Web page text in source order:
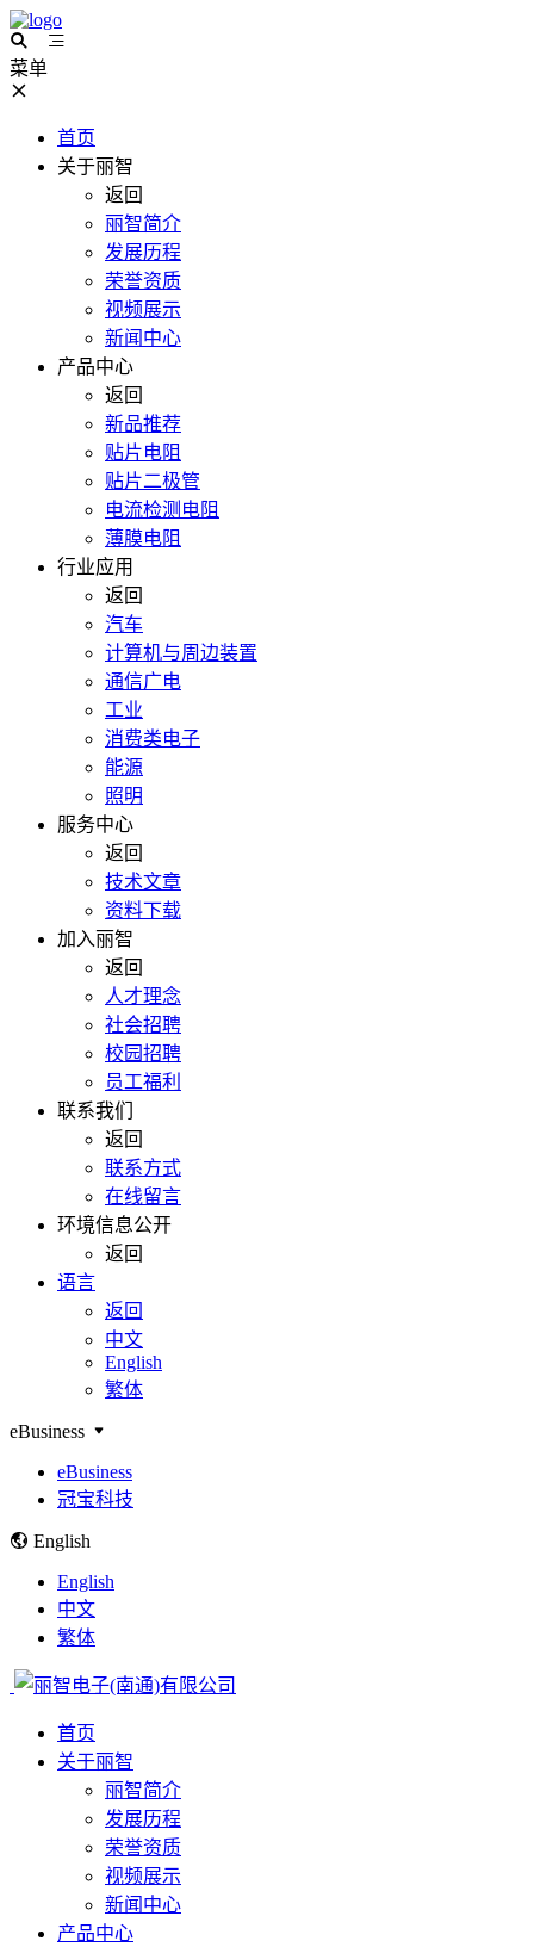
菜单
首页
关于丽智
返回
丽智简介
发展历程
荣誉资质
视频展示
新闻中心
产品中心
返回
新品推荐
贴片电阻
贴片二极管
电流检测电阻
薄膜电阻
行业应用
返回
汽车
计算机与周边装置
通信广电
工业
消费类电子
能源
照明
服务中心
返回
技术文章
资料下载
加入丽智
返回
人才理念
社会招聘
校园招聘
员工福利
联系我们
返回
联系方式
在线留言
环境信息公开
返回
语言
返回
中文
English
繁体
eBusiness
eBusiness
冠宝科技
English
English
中文
繁体
首页
关于丽智
丽智简介
发展历程
荣誉资质
视频展示
新闻中心
产品中心